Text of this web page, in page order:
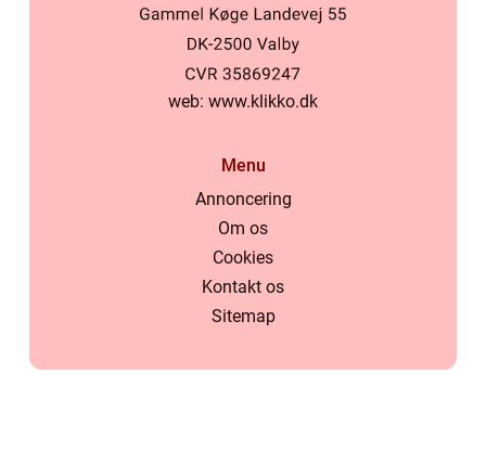
web: www.klikko.dk
Menu
Annoncering
Om os
Cookies
Kontakt os
Sitemap